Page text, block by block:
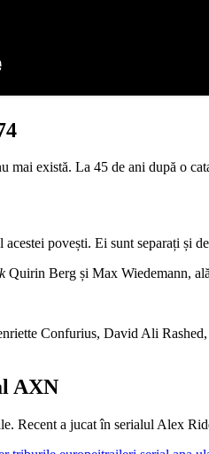
mai există. La 45 de ani după o
povești. Ei sunt separați și
Quirin Berg și Max Wiedemann,
Confurius, David Ali
AXN
Recent a jucat în serialul Alex